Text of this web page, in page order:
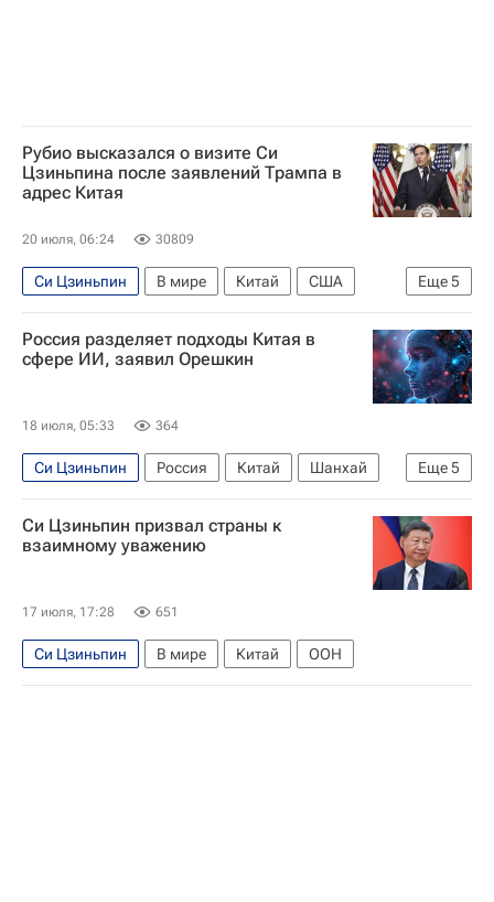
Рубио высказался о визите Си
Цзиньпина после заявлений Трампа в
адрес Китая
20 июля, 06:24 30809
Еще5
Си Цзиньпин В мире Китай
США
Пекин
Дональд Трамп
Марко Рубио
Большая двадцатка
Россия разделяет подходы Китая в
сфере ИИ, заявил Орешкин
18 июля, 05:33 364
Еще5
Си Цзиньпин Россия Китай
Шанхай
Максим Орешкин
Максут Шадаев
Си Цзиньпин призвал страны к
взаимному уважению
17 июля, 17:28 651
Си Цзиньпин В мире Китай ООН